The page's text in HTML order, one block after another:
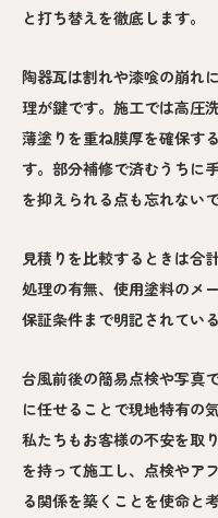
と打ち替えを徹底します。
陶器瓦は割れや漆喰の崩れ
理が鍵です。施工では高圧
薄塗りを重ね膜厚を確保す
す。部分補修で済むうちに
を抑えられる点も忘れない
見積りを比較するときは合
処理の有無、使用塗料のメ
保証条件まで明記されてい
台風前後の簡易点検や写真
に任せることで現地特有の
私たちもお客様の不安を取
を持って施工し、点検やア
る関係を築くことを使命と